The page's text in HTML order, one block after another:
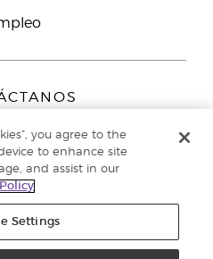
97
Groningen
900-812976
you agree to the
to enhance site
and assist in our
Settings